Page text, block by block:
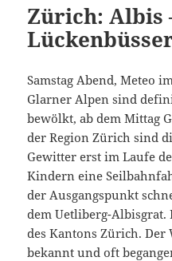
Zürich: Albis
Samstag Abend, Meteo
Glarner Alpen sind
bewölkt, ab dem Mittag
der Region Zürich sind
Gewitter erst im Laufe
Kindern eine
der Ausgangspunkt
dem Uetliberg-
des Kantons Zürich. Der
bekannt und oft